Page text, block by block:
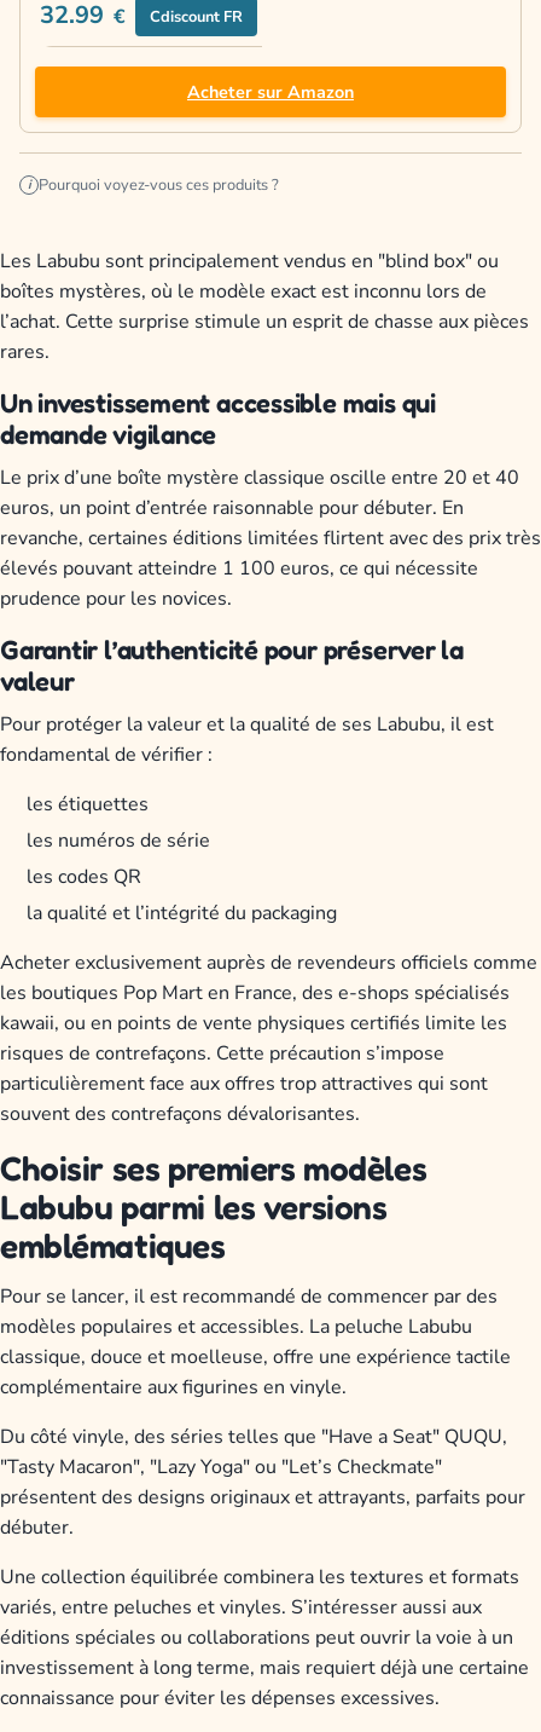
32.99 € Cdiscount FR
Acheter sur Amazon
i Pourquoi voyez-vous ces produits ?
Les Labubu sont principalement vendus en "blind box" ou
boîtes mystères, où le modèle exact est inconnu lors de
l’achat. Cette surprise stimule un esprit de chasse aux pièces
rares.
Un investissement accessible mais qui
demande vigilance
Le prix d’une boîte mystère classique oscille entre 20 et 40
euros, un point d’entrée raisonnable pour débuter. En
revanche, certaines éditions limitées flirtent avec des prix très
élevés pouvant atteindre 1 100 euros, ce qui nécessite
prudence pour les novices.
Garantir l’authenticité pour préserver la
valeur
Pour protéger la valeur et la qualité de ses Labubu, il est
fondamental de vérifier :
les étiquettes
les numéros de série
les codes QR
la qualité et l’intégrité du packaging
Acheter exclusivement auprès de revendeurs officiels comme
les boutiques Pop Mart en France, des e-shops spécialisés
kawaii, ou en points de vente physiques certifiés limite les
risques de contrefaçons. Cette précaution s’impose
particulièrement face aux offres trop attractives qui sont
souvent des contrefaçons dévalorisantes.
Choisir ses premiers modèles
Labubu parmi les versions
emblématiques
Pour se lancer, il est recommandé de commencer par des
modèles populaires et accessibles. La peluche Labubu
classique, douce et moelleuse, offre une expérience tactile
complémentaire aux figurines en vinyle.
Du côté vinyle, des séries telles que "Have a Seat" QUQU,
"Tasty Macaron", "Lazy Yoga" ou "Let’s Checkmate"
présentent des designs originaux et attrayants, parfaits pour
débuter.
Une collection équilibrée combinera les textures et formats
variés, entre peluches et vinyles. S’intéresser aussi aux
éditions spéciales ou collaborations peut ouvrir la voie à un
investissement à long terme, mais requiert déjà une certaine
connaissance pour éviter les dépenses excessives.